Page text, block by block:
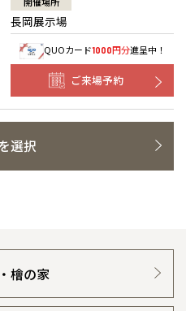
長岡展示場
QUOカード1000円分進呈中！
ご来場予約
選択
檜の家